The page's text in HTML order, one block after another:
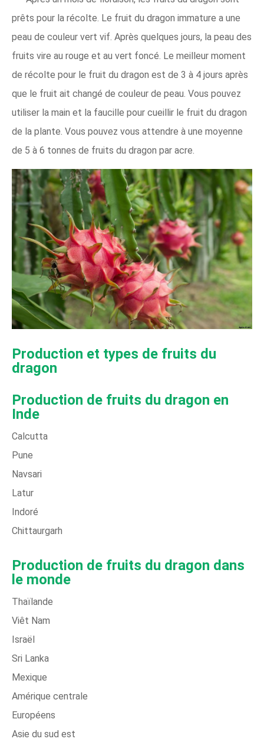
prêts pour la récolte. Le fruit du dragon immature a une
peau de couleur vert vif. Après quelques jours, la peau des
fruits vire au rouge et au vert foncé. Le meilleur moment
de récolte pour le fruit du dragon est de 3 à 4 jours après
que le fruit ait changé de couleur de peau. Vous pouvez
utiliser la main et la faucille pour cueillir le fruit du dragon
de la plante. Vous pouvez vous attendre à une moyenne
de 5 à 6 tonnes de fruits du dragon par acre.
Production et types de fruits du
dragon
Production de fruits du dragon en
Inde
Calcutta
Pune
Navsari
Latur
Indoré
Chittaurgarh
Production de fruits du dragon dans
le monde
Thaïlande
Viêt Nam
Israël
Sri Lanka
Mexique
Amérique centrale
Européens
Asie du sud est